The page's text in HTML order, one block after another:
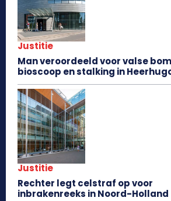
Justitie
Man veroordeeld voor valse
bioscoop en stalking in
Justitie
Rechter legt celstraf op voor
inbrakenreeks in Noord-Holland